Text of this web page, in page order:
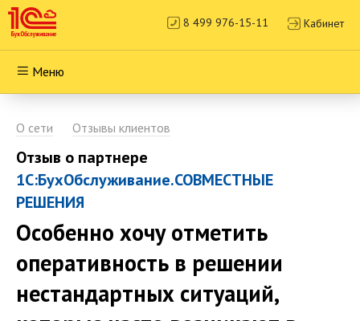
8 499 976-15-11 Кабинет
Меню
О сети Отзывы клиентов
Отзыв о партнере
1С:БухОбслуживание.СОВМЕСТНЫЕ
РЕШЕНИЯ
Особенно хочу отметить
оперативность в решении
нестандартных ситуаций,